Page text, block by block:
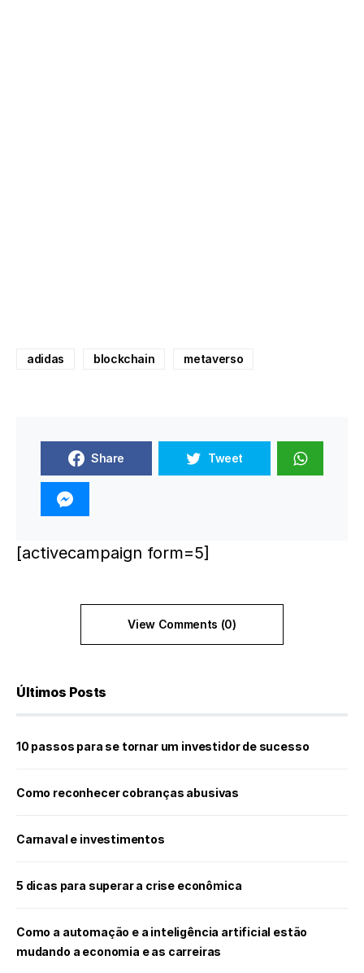
adidas blockchain metaverso
Share Tweet
[activecampaign form=5]
View Comments (0)
Últimos Posts
10 passos para se tornar um investidor de sucesso
Como reconhecer cobranças abusivas
Carnaval e investimentos
5 dicas para superar a crise econômica
Como a automação e a inteligência artificial estão
mudando a economia e as carreiras